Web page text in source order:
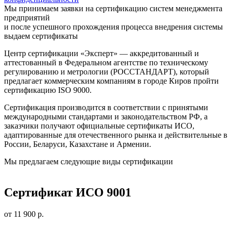
Мы принимаем заявки на сертификацию систем менеджмента
предприятий
и после успешного прохождения процесса внедрения системы
выдаем сертификаты
Центр сертификации «Эксперт» — аккредитованный и
аттестованный в Федеральном агентстве по техническому
регулированию и метрологии (РОССТАНДАРТ), который
предлагает коммерческим компаниям в городе Киров пройти
сертификацию ISO 9000.
Сертификация производится в соответствии с принятыми
международными стандартами и законодательством РФ, а
заказчики получают официальные сертификаты ИСО,
адаптированные для отечественного рынка и действительные в
России, Беларуси, Казахстане и Армении.
Мы предлагаем следующие виды сертификации
Сертификат ИСО 9001
от 11 900 р.